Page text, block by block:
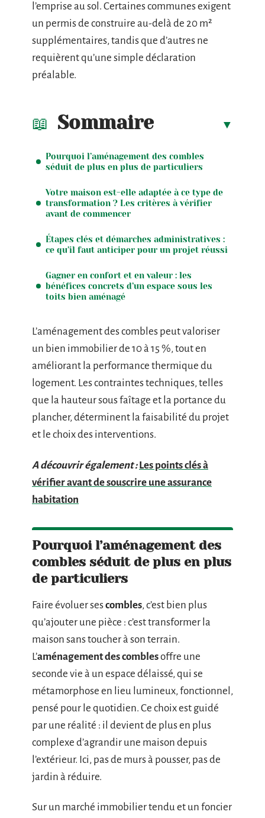
l’emprise au sol. Certaines communes exigent
un permis de construire au-delà de 20 m²
supplémentaires, tandis que d’autres ne
requièrent qu’une simple déclaration
préalable.
Sommaire
Pourquoi l’aménagement des combles
séduit de plus en plus de particuliers
Votre maison est-elle adaptée à ce type de
transformation ? Les critères à vérifier
avant de commencer
Étapes clés et démarches administratives :
ce qu’il faut anticiper pour un projet réussi
Gagner en confort et en valeur : les
bénéfices concrets d’un espace sous les
toits bien aménagé
L’aménagement des combles peut valoriser
un bien immobilier de 10 à 15 %, tout en
améliorant la performance thermique du
logement. Les contraintes techniques, telles
que la hauteur sous faîtage et la portance du
plancher, déterminent la faisabilité du projet
et le choix des interventions.
A découvrir également : Les points clés à
vérifier avant de souscrire une assurance
habitation
Pourquoi l’aménagement des
combles séduit de plus en plus
de particuliers
Faire évoluer sescombles, c’est bien plus
qu’ajouter une pièce : c’est transformer la
maison sans toucher à son terrain.
L’aménagement des comblesoffre une
seconde vie à un espace délaissé, qui se
métamorphose en lieu lumineux, fonctionnel,
pensé pour le quotidien. Ce choix est guidé
par une réalité : il devient de plus en plus
complexe d’agrandir une maison depuis
l’extérieur. Ici, pas de murs à pousser, pas de
jardin à réduire.
Sur un marché immobilier tendu et un foncier